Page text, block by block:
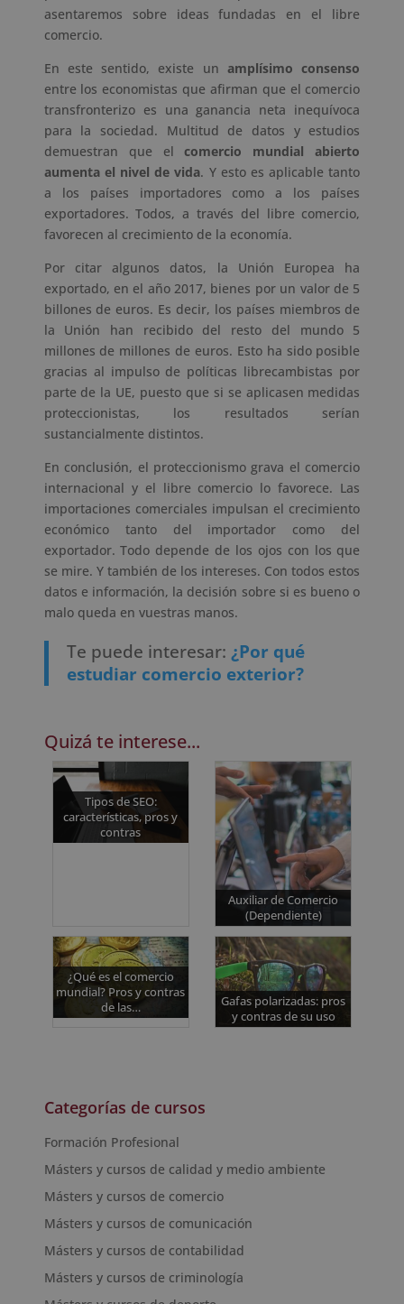
asentaremos sobre ideas fundadas en el libre
comercio.
En este sentido, existe unamplísimo consenso
entre los economistas que afirman que el comercio
transfronterizo es una ganancia neta inequívoca
para la sociedad. Multitud de datos y estudios
demuestran que elcomercio mundial abierto
aumenta el nivel de vida. Y esto es aplicable tanto
a los países importadores como a los países
exportadores. Todos, a través del libre comercio,
favorecen al crecimiento de la economía.
Por citar algunos datos, la Unión Europea ha
exportado, en el año 2017, bienes por un valor de 5
billones de euros. Es decir, los países miembros de
la Unión han recibido del resto del mundo 5
millones de millones de euros. Esto ha sido posible
gracias al impulso de políticas librecambistas por
parte de la UE, puesto que si se aplicasen medidas
proteccionistas, los resultados serían
sustancialmente distintos.
En conclusión, el proteccionismo grava el comercio
internacional y el libre comercio lo favorece. Las
importaciones comerciales impulsan el crecimiento
económico tanto del importador como del
exportador. Todo depende de los ojos con los que
se mire. Y también de los intereses. Con todos estos
datos e información, la decisión sobre si es bueno o
malo queda en vuestras manos.
Te puede interesar: ¿Por qué
estudiar comercio exterior?
Quizá te interese...
Tipos de SEO:
características, pros y
contras
Auxiliar de Comercio
(Dependiente)
¿Qué es el comercio
mundial? Pros y contras
de las…
Gafas polarizadas: pros
y contras de su uso
Categorías de cursos
Formación Profesional
Másters y cursos de calidad y medio ambiente
Másters y cursos de comercio
Másters y cursos de comunicación
Másters y cursos de contabilidad
Másters y cursos de criminología